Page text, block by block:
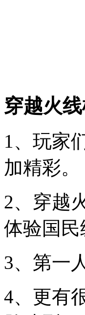
穿越火
1、玩家
加精彩。
2、穿越
体验国民
3、第一
4、更有